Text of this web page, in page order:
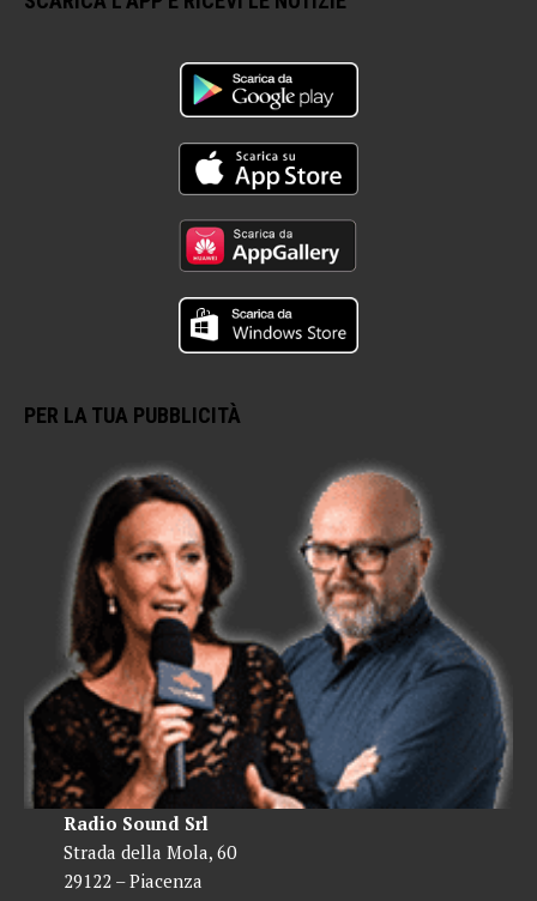
PER LA TUA PUBBLICITÀ
Radio Sound Srl
Strada della Mola, 60
29122 – Piacenza